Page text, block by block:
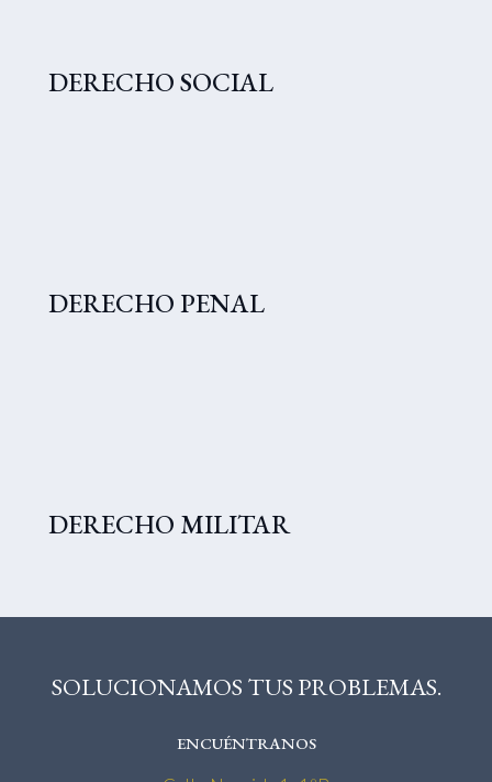
DERECHO SOCIAL
DERECHO PENAL
DERECHO MILITAR
SOLUCIONAMOS TUS PROBLEMAS.
ENCUÉNTRANOS